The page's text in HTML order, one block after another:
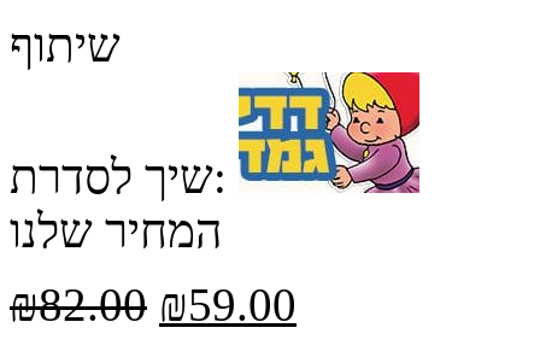
שיתוף
שיך לסדרת:
המחיר שלנו
₪82.00 ₪59.00